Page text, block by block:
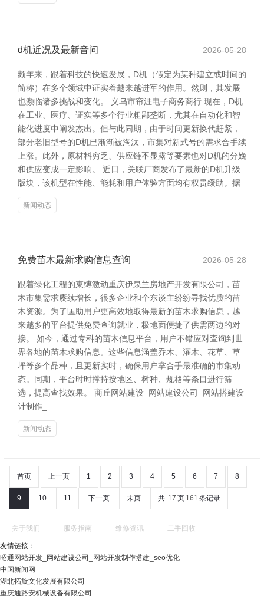
d机近况及最新音问 2026-05-28
频年来，跟着科技的快速发展，D机（假定为某种建立或时间的
简称）在多个领域中证实着越来越进军的作用。然则，其发展
也濒临诸多挑战和变化。 义乌市帘涯电子商务商行 现在，D机
在工业、医疗、证实等多个行业粗鄙垄断，尤其在自动化和智
能化进度中阐发杰出。但与此同期，由于时间更新换代赶紧，
部分老旧型号的D机已渐渐被淘汰，市集对新式号的需求合手续
上涨。此外，原材料穷乏、供应链不显露等要素也对D机的分娩
和供应变成一定影响。 近日，关联厂商发布了最新的D机升级
版块，该机型在性能、能耗和用户体验方面均有权贵缓助。据
新闻动态
免费苗木最新求购信息查询 2026-05-28
跟着绿化工程的束缚激动重庆伊泉兰房地产开发有限公司，苗
木市集需求赓续增长，很多企业和个东谈主纷纷寻找优质的苗
木资源。为了匡助用户更高效地取得最新的苗木求购信息，越
来越多的平台提供免费查询就业，极地面便捷了供需两边的对
接。 如今，通过专科的苗木信息平台，用户不错应对查询到世
界各地的苗木求购信息。这些信息涵盖乔木、灌木、花草、草
坪等多个品种，且更新实时，确保用户掌合手最准确的市集动
态。同期，平台时时撑持按地区、树种、规格等条目进行筛
选，提高查找效果。 商丘网站建设_网站建设公司_网站搭建设
计制作_
新闻动态
首页 上一页 1 2 3 4 5 6 7 8
9 10 11 下一页 末页 共 17 页 161 条记录
关于我们 服务指南 维修资讯 二手回收
友情链接：
昭通网站开发_网站建设公司_网站开发制作搭建_seo优化
中国新闻网
湖北拓旋文化发展有限公司
重庆通路安机械设备有限公司